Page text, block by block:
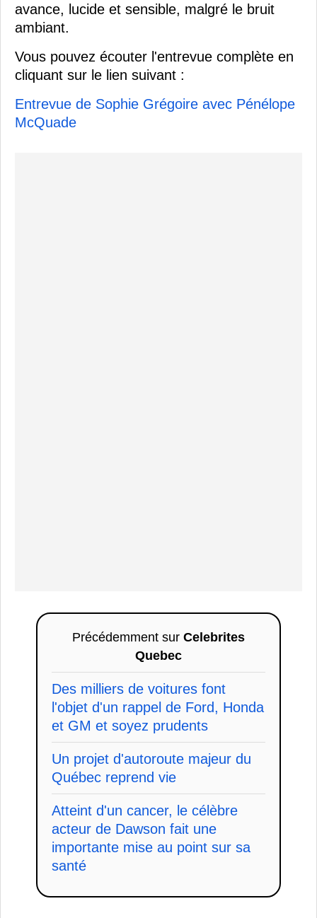
avance, lucide et sensible, malgré le bruit
ambiant.
Vous pouvez écouter l'entrevue complète en
cliquant sur le lien suivant :
Entrevue de Sophie Grégoire avec Pénélope
McQuade
Précédemment sur Celebrites
Quebec
Des milliers de voitures font
l'objet d'un rappel de Ford, Honda
et GM et soyez prudents
Un projet d'autoroute majeur du
Québec reprend vie
Atteint d'un cancer, le célèbre
acteur de Dawson fait une
importante mise au point sur sa
santé